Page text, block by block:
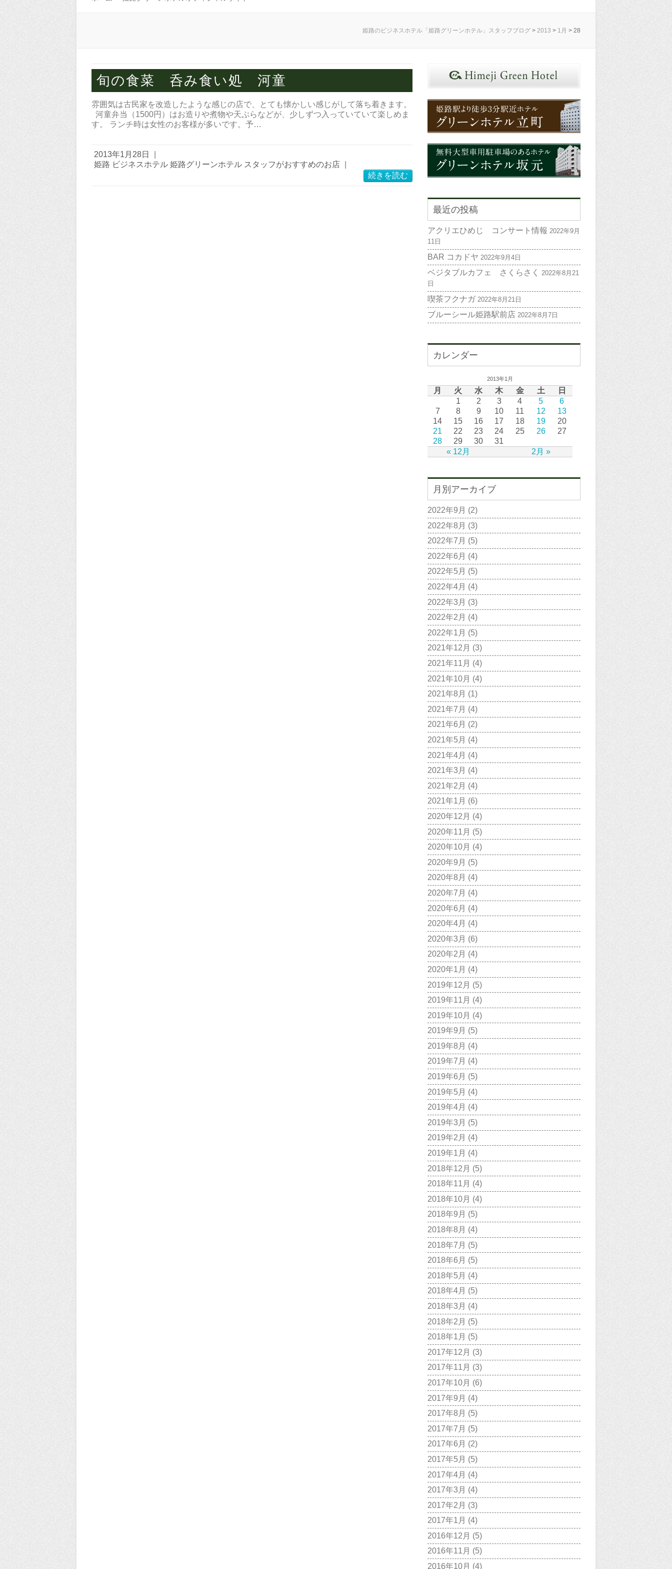
姫路のビジネスホテル「姫路グリーンホテル」スタッフブログ > 2013 > 1月 > 28
旬の食菜 呑み食い処 河童
雰囲気は古民家を改造したような感じの店で、とても懐かしい感じがして落ち着きます。
河童弁当（1500円）はお造りや煮物や天ぷらなどが、少しずつ入っていていて楽しめま
す。 ランチ時は女性のお客様が多いです。予…
2013年1月28日
姫路 ビジネスホテル 姫路グリーンホテル スタッフがおすすめのお店
続きを読む
最近の投稿
アクリエひめじ コンサート情報 2022年9月
11日
BAR コカドヤ 2022年9月4日
ベジタブルカフェ さくらさく
2022年8月21
日
喫茶フクナガ 2022年8月21日
ブルーシール姫路駅前店 2022年8月7日
カレンダー
2013年1月
月 火 水 木 金 土 日
« 12月 2月 »
1 2 3 4 5
6
7
8 9 10 11 12
13
14
15 16 17 18 19
20
21
22 23 24 25 26
27
28
29 30 31
月別アーカイブ
2022年9月 (2)
2022年8月 (3)
2022年7月 (5)
2022年6月 (4)
2022年5月 (5)
2022年4月 (4)
2022年3月 (3)
2022年2月 (4)
2022年1月 (5)
2021年12月 (3)
2021年11月 (4)
2021年10月 (4)
2021年8月 (1)
2021年7月 (4)
2021年6月 (2)
2021年5月 (4)
2021年4月 (4)
2021年3月 (4)
2021年2月 (4)
2021年1月 (6)
2020年12月 (4)
2020年11月 (5)
2020年10月 (4)
2020年9月 (5)
2020年8月 (4)
2020年7月 (4)
2020年6月 (4)
2020年4月 (4)
2020年3月 (6)
2020年2月 (4)
2020年1月 (4)
2019年12月 (5)
2019年11月 (4)
2019年10月 (4)
2019年9月 (5)
2019年8月 (4)
2019年7月 (4)
2019年6月 (5)
2019年5月 (4)
2019年4月 (4)
2019年3月 (5)
2019年2月 (4)
2019年1月 (4)
2018年12月 (5)
2018年11月 (4)
2018年10月 (4)
2018年9月 (5)
2018年8月 (4)
2018年7月 (5)
2018年6月 (5)
2018年5月 (4)
2018年4月 (5)
2018年3月 (4)
2018年2月 (5)
2018年1月 (5)
2017年12月 (3)
2017年11月 (3)
2017年10月 (6)
2017年9月 (4)
2017年8月 (5)
2017年7月 (5)
2017年6月 (2)
2017年5月 (5)
2017年4月 (4)
2017年3月 (4)
2017年2月 (3)
2017年1月 (4)
2016年12月 (5)
2016年11月 (5)
2016年10月 (4)